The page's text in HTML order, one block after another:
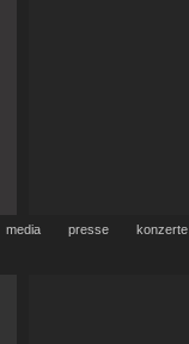
media presse konzerte